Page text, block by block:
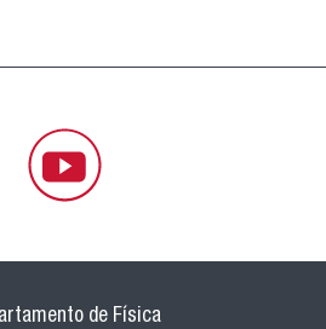
de Física